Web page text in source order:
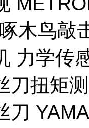
木鸟敲
力学传
刀扭矩
刀